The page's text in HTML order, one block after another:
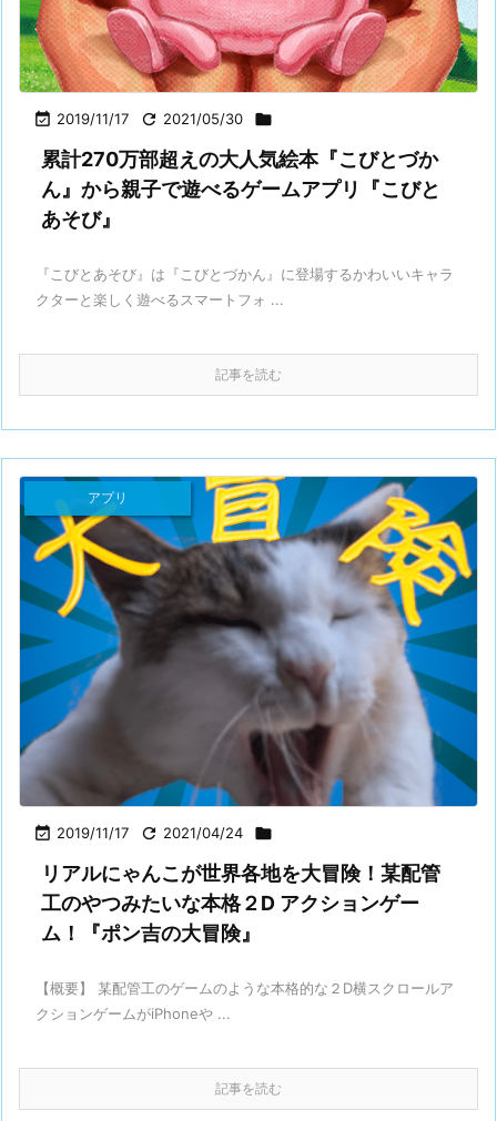
 2019/11/17  2021/05/30 
累計270万部超えの大人気絵本『こびとづか
ん』から親子で遊べるゲームアプリ『こびと
あそび』
『こびとあそび』は『こびとづかん』に登場するかわいいキャラ
クターと楽しく遊べるスマートフォ ...
記事を読む
 2019/11/17  2021/04/24 
アプリ
リアルにゃんこが世界各地を大冒険！某配管
工のやつみたいな本格２D アクションゲー
ム！『ポン吉の大冒険』
【概要】 某配管工のゲームのような本格的な２D横スクロールア
クションゲームがiPhoneや ...
記事を読む